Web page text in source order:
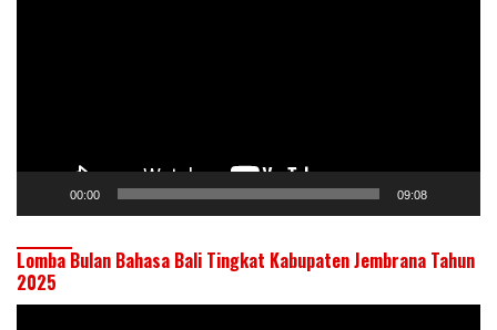
00:00 09:08
Lomba Bulan Bahasa Bali Tingkat Kabupaten Jembrana Tahun
2025